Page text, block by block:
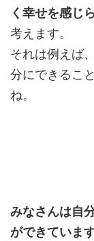
く幸せを感じ
考えます。
それは例えば
分にできるこ
ね。
みなさんは自
ができていま